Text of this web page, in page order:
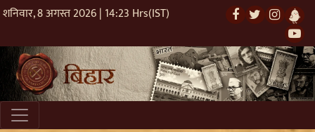
शनिवार, 8 अगस्त 2026 | 14:23 Hrs(IST)